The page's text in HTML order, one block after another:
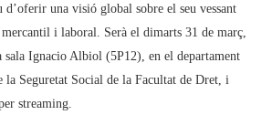
d’oferir una visió global sobre el seu vessant
i laboral. Serà el dimarts 31 de març,
sala Ignacio Albiol (5P12), en el departament
Seguretat Social de la Facultat de Dret, i
streaming.